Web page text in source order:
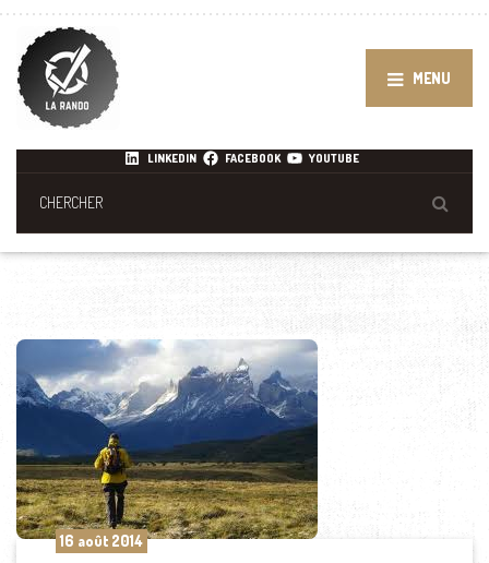
MENU
LINKEDIN FACEBOOK YOUTUBE
16 août 2014